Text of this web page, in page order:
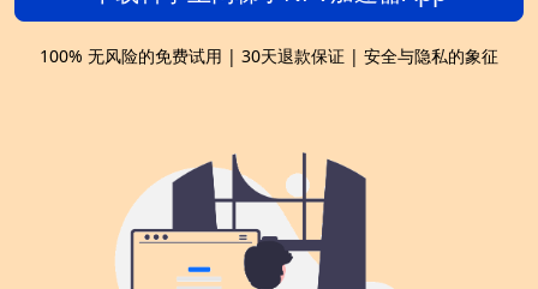
100% 无风险的免费试用 | 30天退款保证 | 安全与隐私的象征